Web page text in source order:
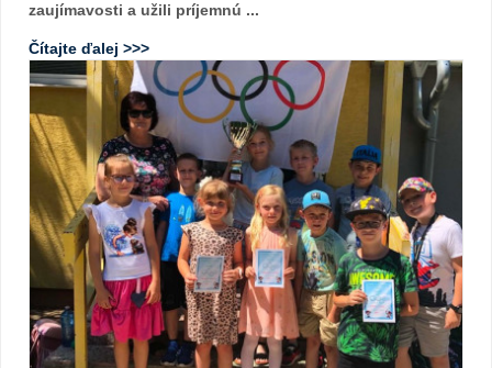
zaujímavosti a užili príjemnú ...
Čítajte ďalej >>>